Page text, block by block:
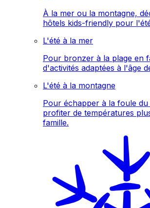
À la mer ou la montagne,
hôtels kids-friendly pour
L'été à la mer
Pour bronzer à la plage en
d'activités adaptées à l'âge
L'été à la montagne
Pour échapper à la foule
profiter de températures
famille.